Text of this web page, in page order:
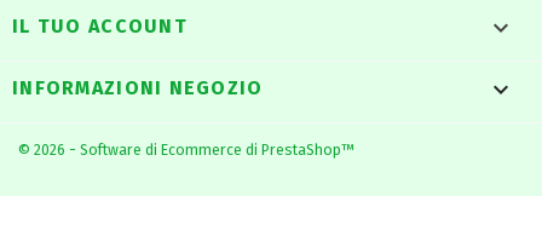
IL TUO ACCOUNT 
INFORMAZIONI NEGOZIO keyboard_arrow_down
© 2026 - Software di Ecommerce di PrestaShop™